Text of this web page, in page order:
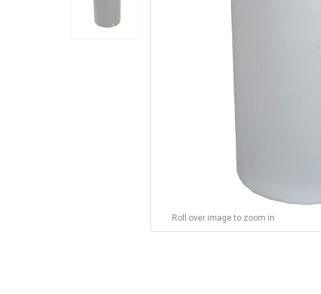
Roll over image to zoom in